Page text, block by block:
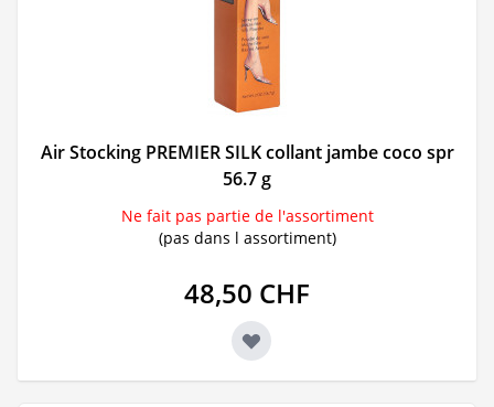
Air Stocking PREMIER SILK collant jambe coco spr
56.7 g
Ne fait pas partie de l'assortiment
(pas dans l assortiment)
48,50 CHF